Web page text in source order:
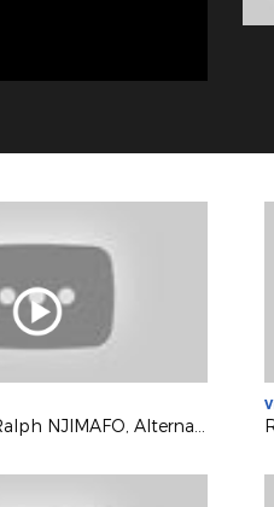
Entretien avec Ralph NJIMAFO, Alternant au District 92